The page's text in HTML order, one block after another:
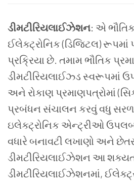
ડીમટીરિયલાઈઝેશન: એ
ઈલેક્ટ્રોનિક (ડિજિટલ) રૂપમાં
પ્રક્રિયા છે. તમામ ભૌતિક
ડીમટીરિયલાઈઝ્ડ સ્વરૂપમાં
અને રોકાણ પ્રમાણપત્રોમાં
પ્રબંધન સંચાલન કરવું વધુ
ઇલેક્ટ્રોનિક એન્ટ્રીઓ
વધારે બનાવટી લખાણો અને
ડીમટીરિયલાઈઝેશન આ
ડીમટીરિયલાઈઝેશનમાં,